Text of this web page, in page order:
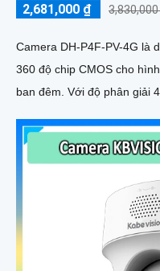
2,681,000 ₫ 3,830,000
Camera DH-P4F-PV-4G là
360 độ chip CMOS cho
ban đêm. Với độ